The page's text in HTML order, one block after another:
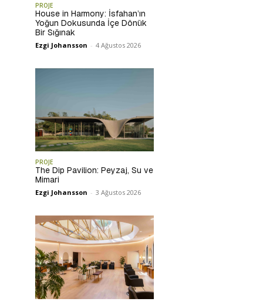
PROJE
House in Harmony: İsfahan’ın
Yoğun Dokusunda İçe Dönük
Bir Sığınak
Ezgi Johansson - 4 Ağustos 2026
PROJE
The Dip Pavilion: Peyzaj, Su ve
Mimari
Ezgi Johansson - 3 Ağustos 2026